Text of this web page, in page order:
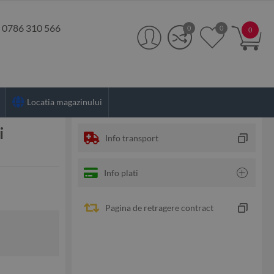
0786 310 566 0
0 0
Locatia magazinului
Info transport
Info plati
Pagina de retragere contract